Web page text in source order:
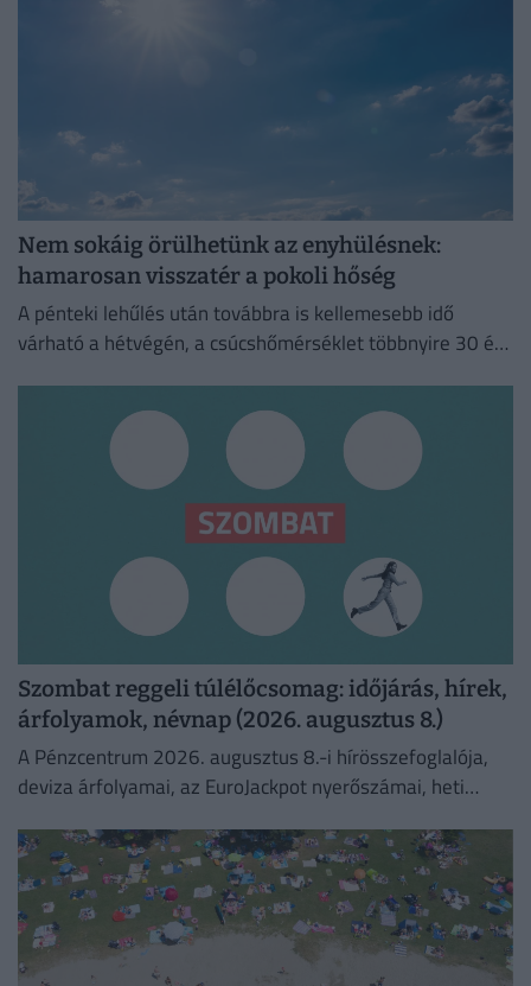
Nem sokáig örülhetünk az enyhülésnek:
hamarosan visszatér a pokoli hőség
A pénteki lehűlés után továbbra is kellemesebb idő
várható a hétvégén, a csúcshőmérséklet többnyire 30 és
Szombat reggeli túlélőcsomag: időjárás, hírek,
árfolyamok, névnap (2026. augusztus 8.)
A Pénzcentrum 2026. augusztus 8.-i hírösszefoglalója,
deviza árfolyamai, az EuroJackpot nyerőszámai, heti